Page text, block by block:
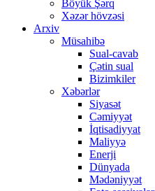
Böyük Şərq
Xəzər hövzəsi
Arxiv
Müsahibə
Sual-cavab
Çətin sual
Bizimkiler
Xəbərlər
Siyasət
Cəmiyyət
İqtisadiyyat
Maliyyə
Enerji
Dünyada
Mədəniyyət